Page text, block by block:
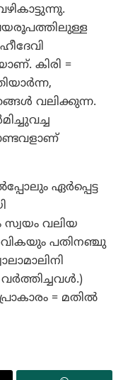
കിരി =
വലിക്കുന്ന.
ഏര്‍പ്പെട്ട
വലിയ
പതിനഞ്ചു
= മതില്‍